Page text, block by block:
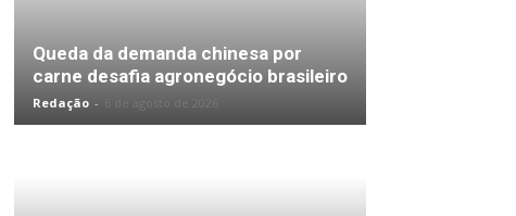
Queda da demanda chinesa por
carne desafia agronegócio brasileiro
Redação -